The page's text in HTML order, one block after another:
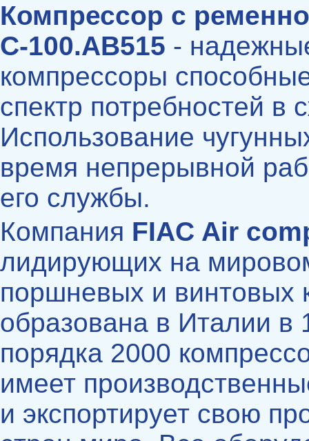
Компрессор с
С-100.АВ515 -
компрессоры
спектр потребностей в
Использование
время непрерывной
его службы.
Компания FIAC Air
лидирующих на
поршневых и винтовых
образована в Италии в
порядка 2000
имеет
и экспортирует свою